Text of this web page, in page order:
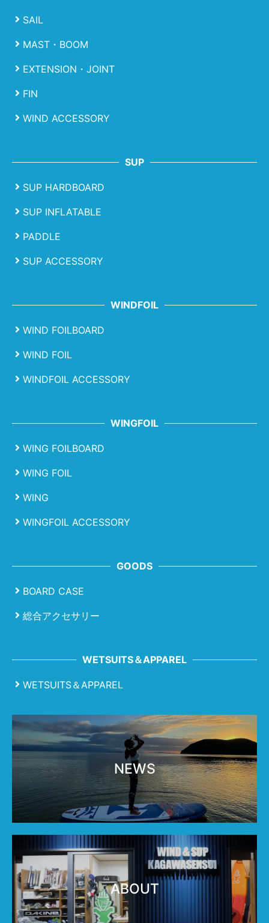
SAIL
MAST・BOOM
EXTENSION・JOINT
FIN
WIND ACCESSORY
SUP
SUP HARDBOARD
SUP INFLATABLE
PADDLE
SUP ACCESSORY
WINDFOIL
WIND FOILBOARD
WIND FOIL
WINDFOIL ACCESSORY
WINGFOIL
WING FOILBOARD
WING FOIL
WING
WINGFOIL ACCESSORY
GOODS
BOARD CASE
総合アクセサリー
WETSUITS＆APPAREL
WETSUITS＆APPAREL
NEWS
ABOUT